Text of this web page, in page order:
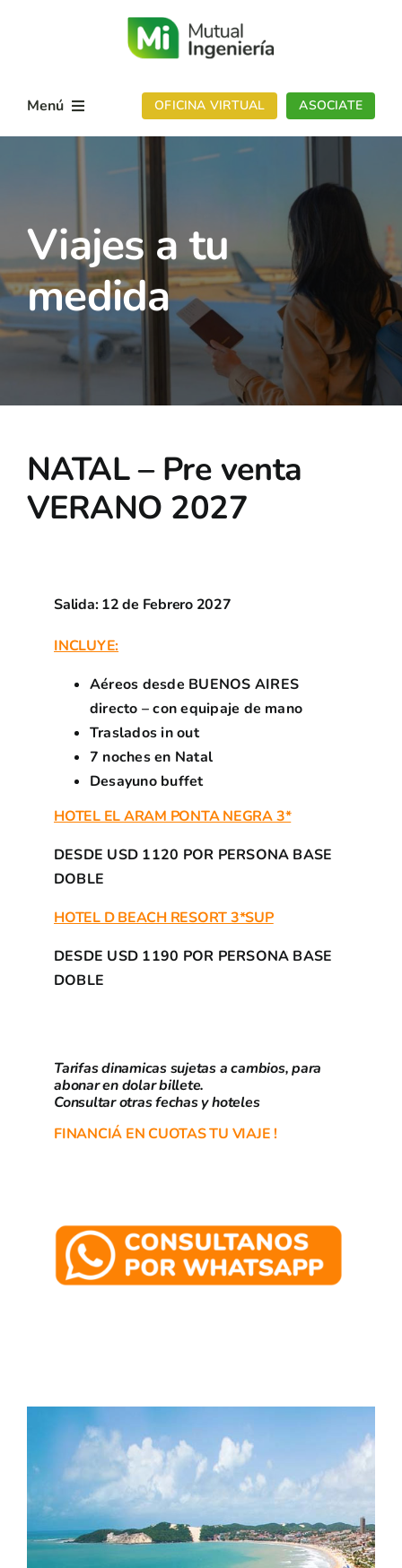
Menú
Servicios
Noticias
Contactanos
Asociate
Partners
OFICINA VIRTUAL ASOCIATE
Viajes a tu
medida
NATAL – Pre venta
VERANO 2027
Salida: 12 de Febrero 2027
INCLUYE:
Aéreos desde BUENOS AIRES
directo – con equipaje de mano
Traslados in out
7 noches en Natal
Desayuno buffet
HOTEL EL ARAM PONTA NEGRA 3*
DESDE USD 1120 POR PERSONA BASE
DOBLE
HOTEL D BEACH RESORT 3*SUP
DESDE USD 1190 POR PERSONA BASE
DOBLE
Tarifas dinamicas sujetas a cambios, para
abonar en dolar billete.
Consultar otras fechas y hoteles
FINANCIÁ EN CUOTAS TU VIAJE !